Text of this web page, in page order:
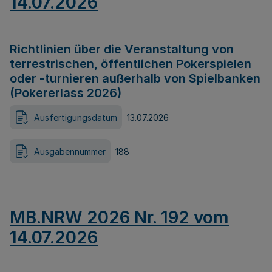
Richtlinien über die Veranstaltung von
terrestrischen, öffentlichen Pokerspielen
oder -turnieren außerhalb von Spielbanken
(Pokererlass 2026)
Ausfertigungsdatum 13.07.2026
Ausgabennummer 188
MB.NRW 2026 Nr. 192 vom
14.07.2026